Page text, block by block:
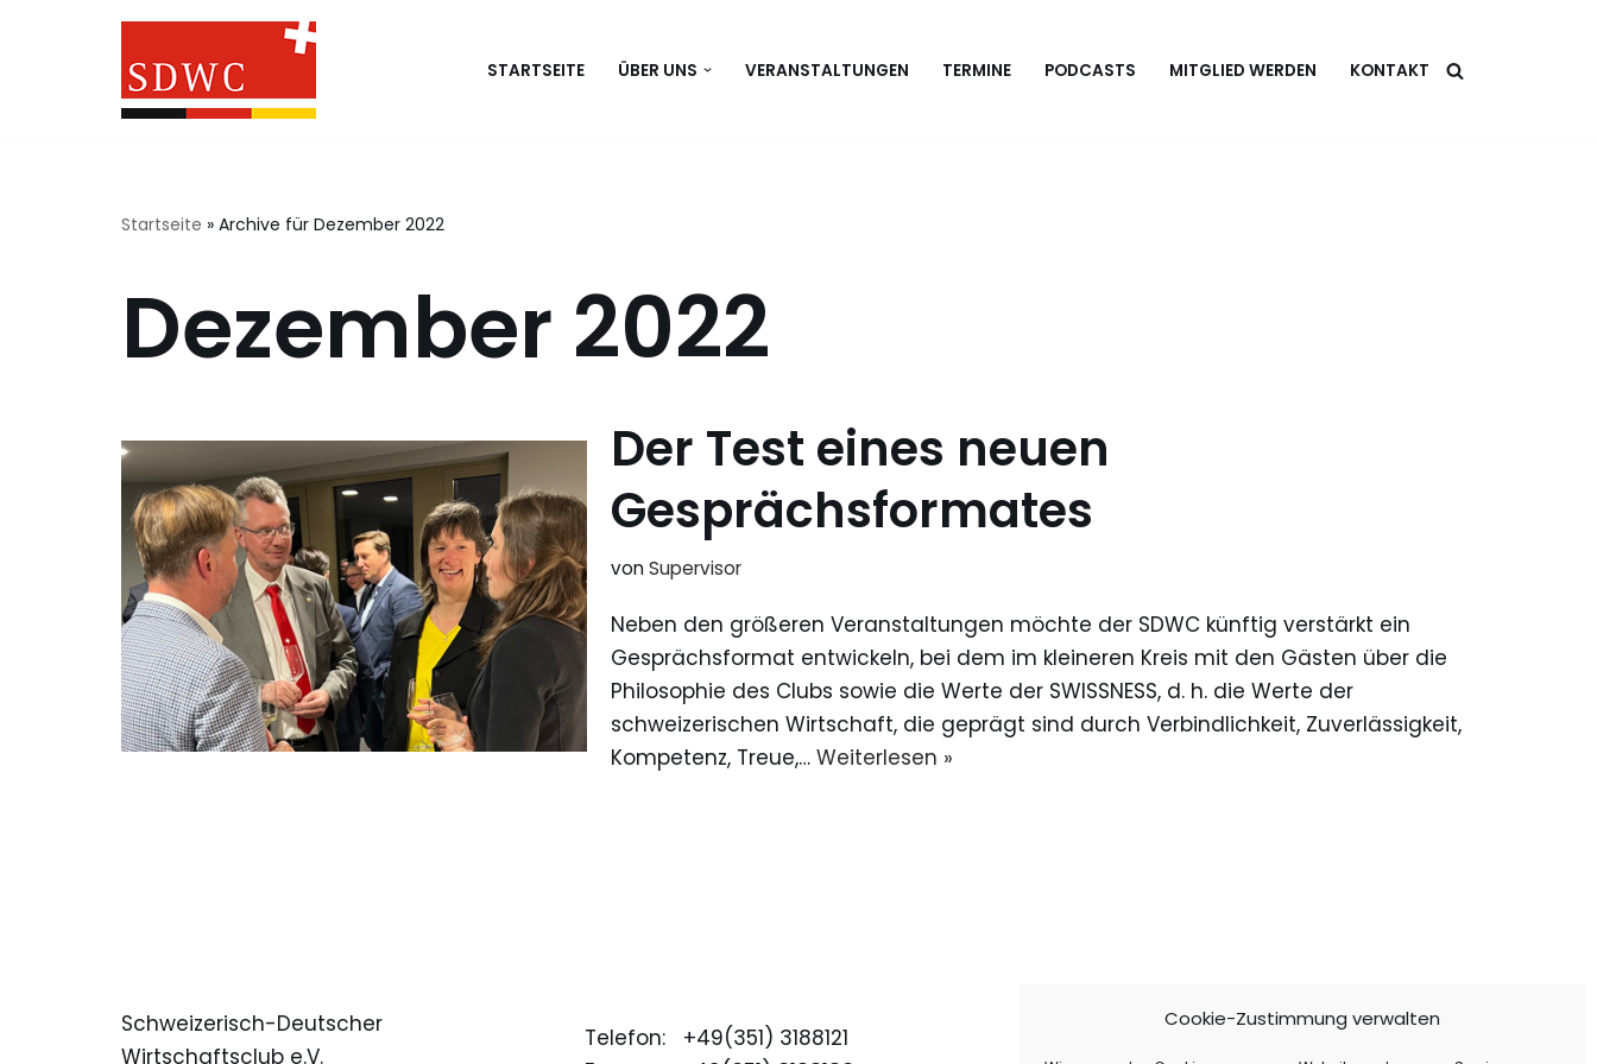
Cookie-Zustimmung verwalten
STARTSEITE ÜBER UNS VERANSTALTUNGEN TERMINE PODCASTS MITGLIED WERDEN KONTAKT
Startseite » Archive für Dezember 2022
Dezember 2022
Der Test eines neuen
Gesprächsformates
vonSupervisor
Neben den größeren Veranstaltungen möchte der SDWC künftig verstärkt ein
Gesprächsformat entwickeln, bei dem im kleineren Kreis mit den Gästen über die
Philosophie des Clubs sowie die Werte der SWISSNESS, d. h. die Werte der
schweizerischen Wirtschaft, die geprägt sind durch Verbindlichkeit, Zuverlässigkeit,
Kompetenz, Treue,… Weiterlesen »
Schweizerisch-Deutscher
Wirtschaftsclub e.V.
Telefon: +49(351) 3188121
Datenschutzerklärung